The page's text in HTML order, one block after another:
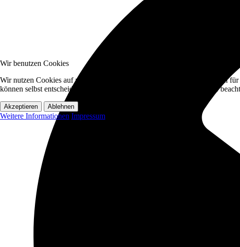
Wir benutzen Cookies
Wir nutzen Cookies auf unserer Website. Einige von ihnen sind essenziell
können selbst entscheiden, ob Sie die Cookies zulassen möchten. Bitte
Akzeptieren Ablehnen
Weitere Informationen Impressum